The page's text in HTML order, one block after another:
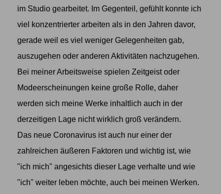
im Studio gearbeitet. Im Gegenteil, gefühlt konnte ich
viel konzentrierter arbeiten als in den Jahren davor,
gerade weil es viel weniger Gelegenheiten gab,
auszugehen oder anderen Aktivitäten nachzugehen.
Bei meiner Arbeitsweise spielen Zeitgeist oder
Modeerscheinungen keine große Rolle, daher
werden sich meine Werke inhaltlich auch in der
derzeitigen Lage nicht wirklich groß verändern.
Das neue Coronavirus ist auch nur einer der
zahlreichen äußeren Faktoren und wichtig ist, wie
"ich mich" angesichts dieser Lage verhalte und wie
"ich" weiter leben möchte, auch bei meinen Werken.